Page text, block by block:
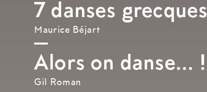
7 danses grecques
Maurice Béjart
Alors on danse… !
Gil Roman